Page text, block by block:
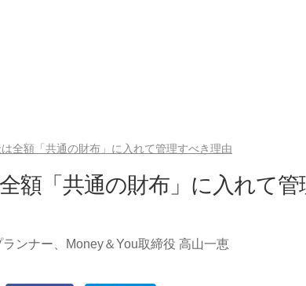
全額「共通の財布」に入れて管理すべき理由
額「共通の財布」に入れて
ンナー、Money＆You取締役 高山一恵